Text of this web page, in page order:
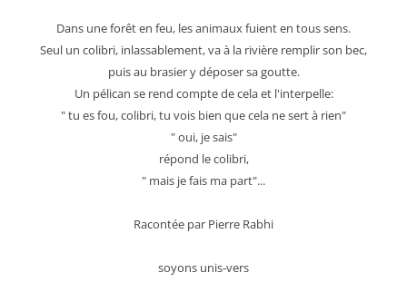
Dans une forêt en feu, les animaux fuient en tous sens.
Seul un colibri, inlassablement, va à la rivière remplir son bec,
puis au brasier y déposer sa goutte.
Un pélican se rend compte de cela et l'interpelle:
" tu es fou, colibri, tu vois bien que cela ne sert à rien"
" oui, je sais"
répond le colibri,
" mais je fais ma part"...
Racontée par Pierre Rabhi
soyons unis-vers